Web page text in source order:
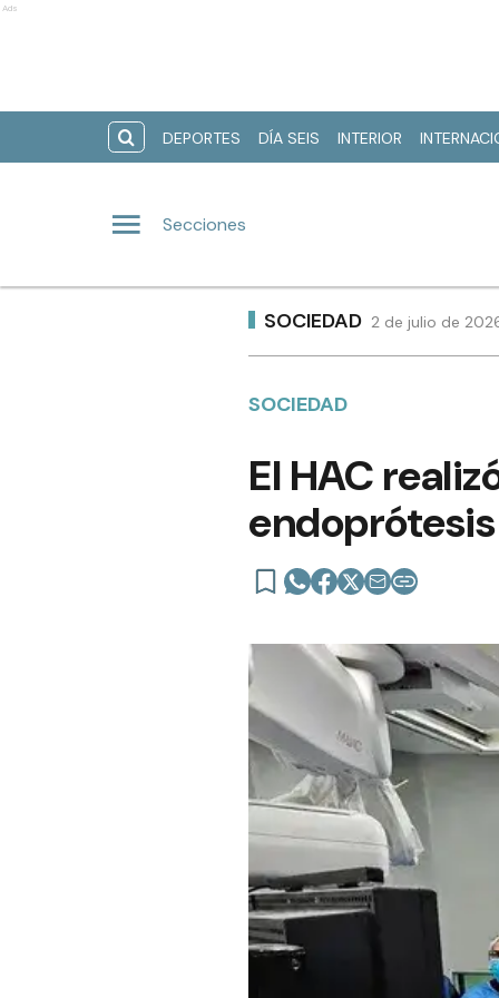
Ads
DEPORTES DÍA SEIS INTERIOR
Secciones
SOCIEDAD 2 de julio de
SOCIEDAD
El HAC